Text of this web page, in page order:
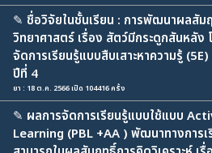
✎ ชื่อวิจัยในชั้นเรียน : การพัฒนาผลสัม
วิทยาศาสตร์ เรื่อง สัตว์มีกระดูกสันหลัง
จัดการเรียนรู้แบบสืบเสาะหาความรู้
ปีที่ 4
ยา : 18 ต.ค. 2566 เปิด 104416 ครั้ง
✎ ผลการจัดการเรียนรู้แบบใช้แบบ
Learning (PBL +AA ) พัฒนาทางการเ